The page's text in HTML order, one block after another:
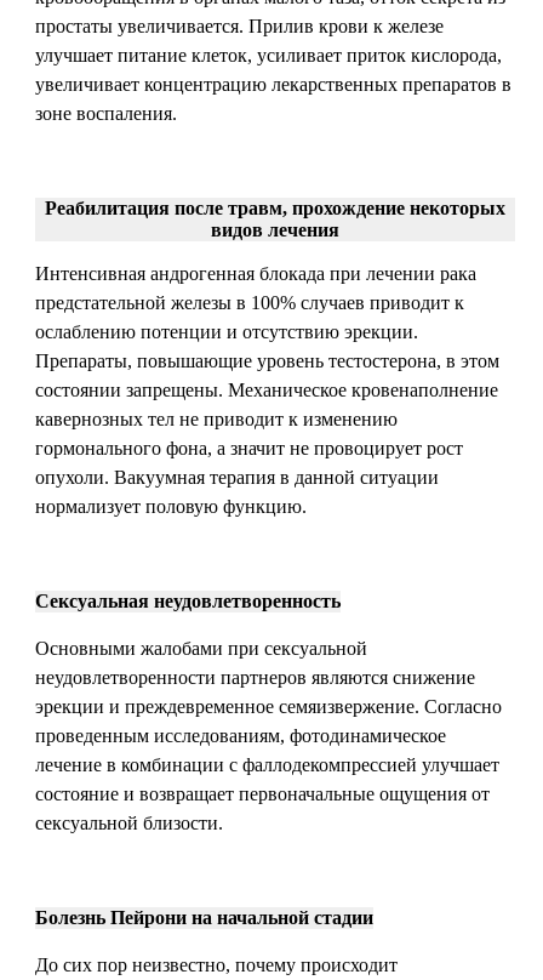
простаты увеличивается. Прилив крови к железе
улучшает питание клеток, усиливает приток кислорода,
увеличивает концентрацию лекарственных препаратов в
зоне воспаления.
Реабилитация после травм, прохождение некоторых
видов лечения
Интенсивная андрогенная блокада при лечении рака
предстательной железы в 100% случаев приводит к
ослаблению потенции и отсутствию эрекции.
Препараты, повышающие уровень тестостерона, в этом
состоянии запрещены. Механическое кровенаполнение
кавернозных тел не приводит к изменению
гормонального фона, а значит не провоцирует рост
опухоли. Вакуумная терапия в данной ситуации
нормализует половую функцию.
Сексуальная неудовлетворенность
Основными жалобами при сексуальной
неудовлетворенности партнеров являются снижение
эрекции и преждевременное семяизвержение. Согласно
проведенным исследованиям, фотодинамическое
лечение в комбинации с фаллодекомпрессией улучшает
состояние и возвращает первоначальные ощущения от
сексуальной близости.
Болезнь Пейрони на начальной стадии
До сих пор неизвестно, почему происходит